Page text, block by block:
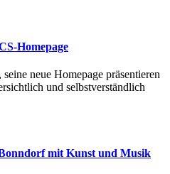
Homepage
neue Homepage präsentieren
und selbstverständlich
mit Kunst und Musik